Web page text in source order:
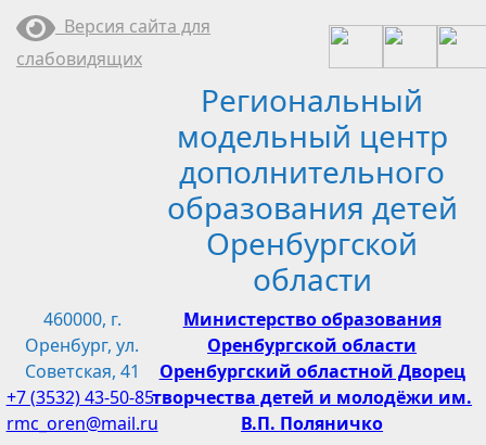
Перейти
содержимому
Версия сайта для
слабовидящих
Региональный
модельный центр
дополнительного
образования детей
Оренбургской
области
460000, г.
Оренбург, ул.
Советская, 41
+7 (3532) 43-50-85
rmc_oren@mail.ru
Министерство образования
Оренбургской области
Оренбургский областной Дворец
творчества детей и молодёжи им.
В.П. Поляничко